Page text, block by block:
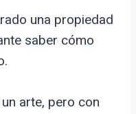
una propiedad
saber cómo
arte, pero con